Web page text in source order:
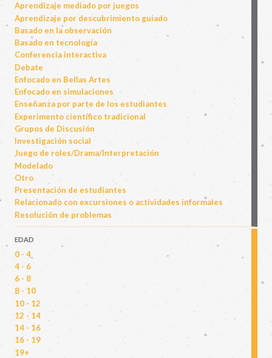
Aprendizaje mediado por juegos
Aprendizaje por descubrimiento guiado
Basado en la observación
Basado en tecnología
Conferencia interactiva
Debate
Enfocado en Bellas Artes
Enfocado en simulaciones
Enseñanza por parte de los estudiantes
Experimento científico tradicional
Grupos de Discusión
Investigación social
Juego de roles/Drama/Interpretación
Modelado
Otro
Presentación de estudiantes
Relacionado con excursiones o actividades informales
Resolución de problemas
EDAD
0 - 4
4 - 6
6 - 8
8 - 10
10 - 12
12 - 14
14 - 16
16 - 19
19+